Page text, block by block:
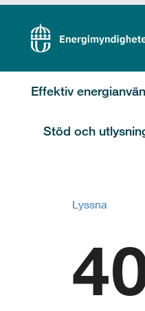
Effektiv
Stöd och
Lyssna